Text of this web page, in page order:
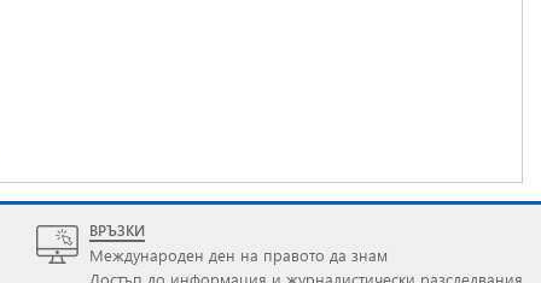
ВРЪЗКИ
Международен ден на правото да знам
Достъп до информация и журналистически разследвания